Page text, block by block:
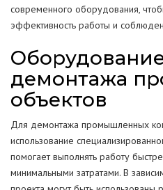
современного оборудования,
эффективность работы и
демонтажа
объектов
Для демонтажа промышленных
использование
помогает выполнять работу
минимальными затратами. В